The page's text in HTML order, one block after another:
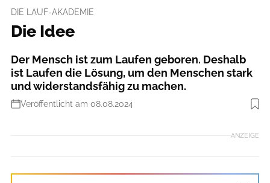
DIE LAUF-AKADEMIE
Die Idee
Der Mensch ist zum Laufen geboren. Deshalb
ist Laufen die Lösung, um den Menschen stark
und widerstandsfähig zu machen.
Veröffentlicht am 08.08.2024
Foto: Kati Jurischka
ANZEIGE